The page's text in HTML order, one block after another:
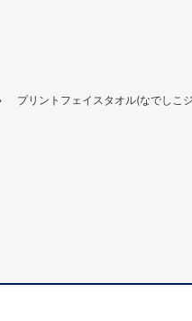
プリントフェイスタオル(なでしこ